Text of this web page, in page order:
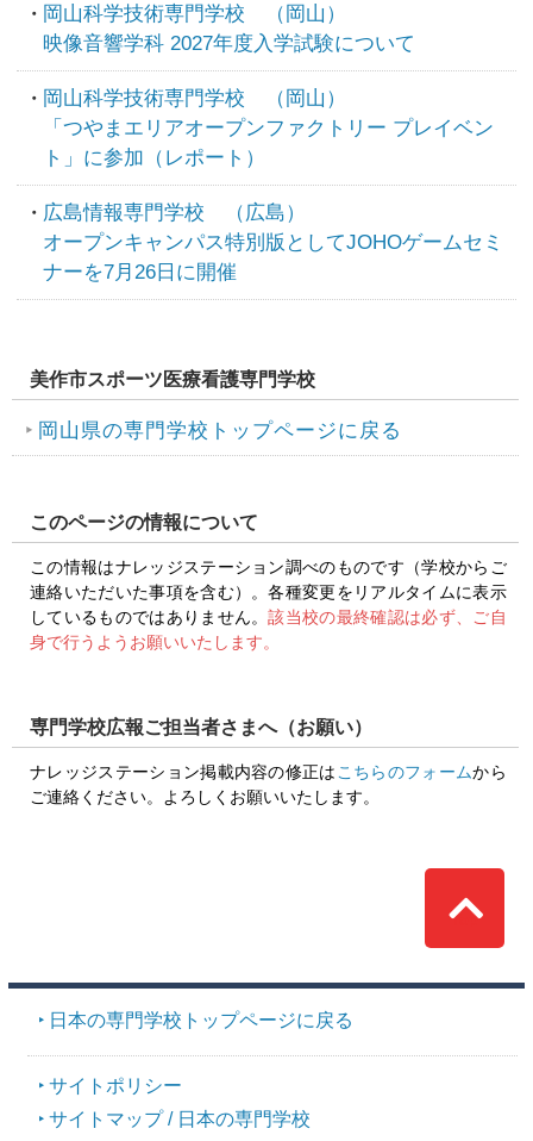
岡山科学技術専門学校 （岡山）
映像音響学科 2027年度入学試験について
岡山科学技術専門学校 （岡山）
「つやまエリアオープンファクトリー プレイベン
ト」に参加（レポート）
広島情報専門学校 （広島）
オープンキャンパス特別版としてJOHOゲームセミ
ナーを7月26日に開催
美作市スポーツ医療看護専門学校
岡山県の専門学校トップページに戻る
このページの情報について
この情報はナレッジステーション調べのものです（学校からご
連絡いただいた事項を含む）。各種変更をリアルタイムに表示
しているものではありません。該当校の最終確認は必ず、ご自
身で行うようお願いいたします。
専門学校広報ご担当者さまへ（お願い）
ナレッジステーション掲載内容の修正は こちらのフォームから
ご連絡ください。よろしくお願いいたします。
Top
日本の専門学校トップページに戻る
サイトポリシー
サイトマップ / 日本の専門学校